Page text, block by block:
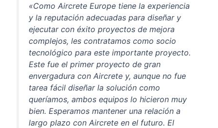
«Como Aircrete Europe tiene la experiencia
y la reputación adecuadas para diseñar y
ejecutar con éxito proyectos de mejora
complejos, les contratamos como socio
tecnológico para este importante proyecto.
Este fue el primer proyecto de gran
envergadura con Aircrete y, aunque no fue
tarea fácil diseñar la solución como
queríamos, ambos equipos lo hicieron muy
bien. Esperamos mantener una relación a
largo plazo con Aircrete en el futuro. El